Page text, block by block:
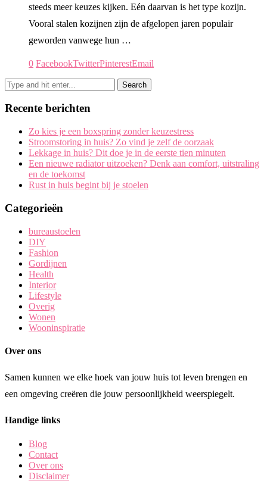
steeds meer keuzes kijken. Eén daarvan is het type kozijn.
Vooral stalen kozijnen zijn de afgelopen jaren populair
geworden vanwege hun …
0 FacebookTwitterPinterestEmail
Recente berichten
Zo kies je een boxspring zonder keuzestress
Stroomstoring in huis? Zo vind je zelf de oorzaak
Lekkage in huis? Dit doe je in de eerste tien minuten
Een nieuwe radiator uitzoeken? Denk aan comfort, uitstraling
en de toekomst
Rust in huis begint bij je stoelen
Categorieën
bureaustoelen
DIY
Fashion
Gordijnen
Health
Interior
Lifestyle
Overig
Wonen
Wooninspiratie
Over ons
Samen kunnen we elke hoek van jouw huis tot leven brengen en
een omgeving creëren die jouw persoonlijkheid weerspiegelt.
Handige links
Blog
Contact
Over ons
Disclaimer